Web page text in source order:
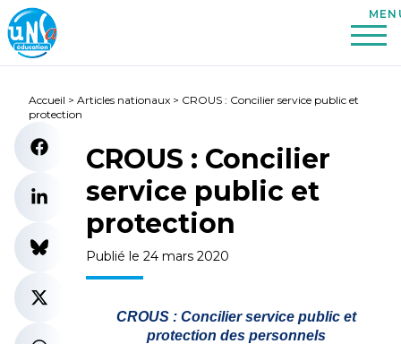
Accueil > Articles nationaux > CROUS : Concilier service public et
protection
CROUS : Concilier
service public et
protection
Publié le 24 mars 2020
CROUS : Concilier service public et
protection des personnels